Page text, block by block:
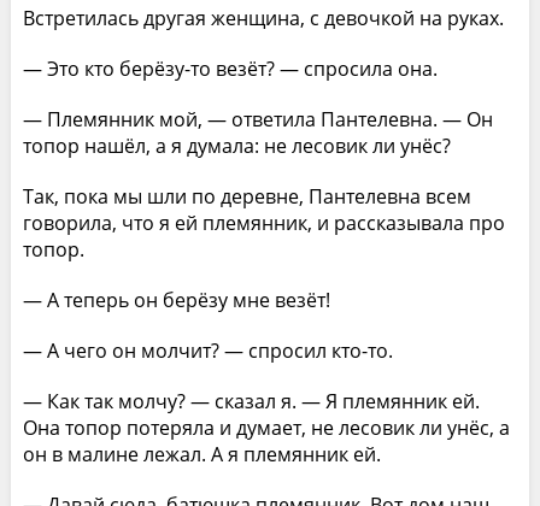
Встретилась другая женщина, с девочкой на руках.
— Это кто берёзу-то везёт? — спросила она.
— Племянник мой, — ответила Пантелевна. — Он
топор нашёл, а я думала: не лесовик ли унёс?
Так, пока мы шли по деревне, Пантелевна всем
говорила, что я ей племянник, и рассказывала про
топор.
— А теперь он берёзу мне везёт!
— А чего он молчит? — спросил кто-то.
— Как так молчу? — сказал я. — Я племянник ей.
Она топор потеряла и думает, не лесовик ли унёс, а
он в малине лежал. А я племянник ей.